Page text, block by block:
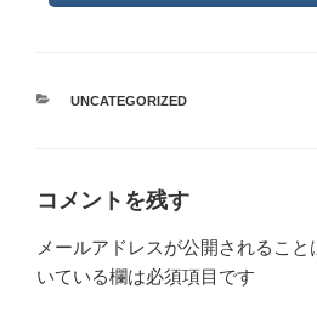
カ
UNCATEGORIZED
コメントを残す
メールアドレスが公開されること
いている欄は必須項目です